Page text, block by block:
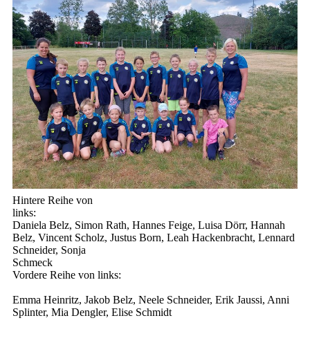
Hintere Reihe von
Daniela Belz, Simon Rath, Hannes Feige, Luisa Dörr, Hannah
Belz, Vincent Scholz, Justus Born, Leah Hackenbracht, Lennard
Schneider, Sonja
Vordere Reihe von links:
Emma Heinritz, Jakob Belz, Neele Schneider, Erik Jaussi, Anni
Splinter, Mia Dengler, Elise Schmidt